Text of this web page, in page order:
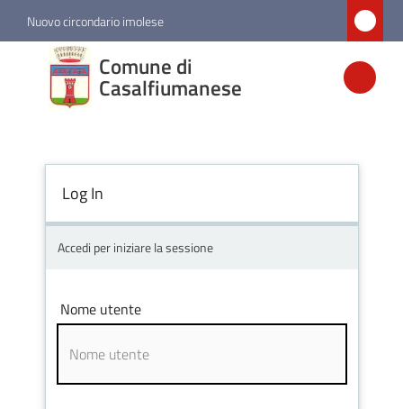
Vai al contenuto
Vai alla navigazione
Vai al footer
Nuovo circondario imolese
Comune di
Casalfiumanese
Comune di
Casalfiumanese
Amministrazione
Novità
Vivere
Casalfiumanese
Log In
Accedi per iniziare la sessione
Nome utente